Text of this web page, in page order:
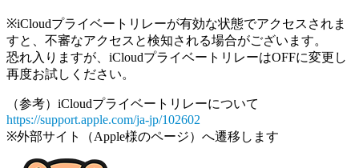
※iCloudプライベートリレーが有効な状態でアクセスされま
すと、不審なアクセスと検知される場合がございます。
恐れ入りますが、iCloudプライベートリレーはOFFに変更し
再度お試しください。
（参考）iCloudプライベートリレーについて
https://support.apple.com/ja-jp/102602
※外部サイト（Apple様のページ）へ遷移します